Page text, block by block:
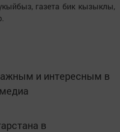
газета бик кызыклы,
и интересным в
в